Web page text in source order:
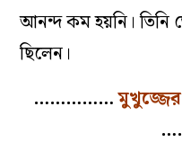
আনন্দ কম হয়নি। তিনি
ছিলেন।
……………